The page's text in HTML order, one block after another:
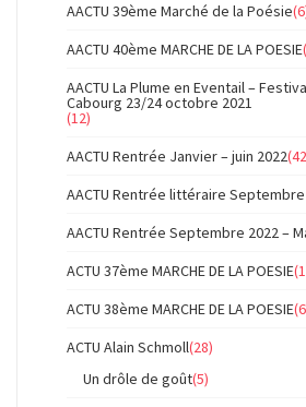
AACTU 39ème Marché de la Poésie
AACTU 40ème MARCHE DE LA POESIE
AACTU La Plume en Eventail –
Cabourg 23/24 octobre 2021
(12)
AACTU Rentrée Janvier – juin 2022
AACTU Rentrée littéraire Septembre
AACTU Rentrée Septembre 2022 –
ACTU 37ème MARCHE DE LA POESIE
ACTU 38ème MARCHE DE LA POESIE
ACTU Alain Schmoll(28)
Un drôle de goût(5)